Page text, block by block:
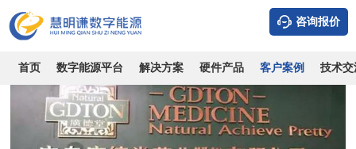
咨询报价
首页 数字能源平台 解决方案 硬件产品 客户案例 技术交
全部案例 风光储充 市场/综合体 住宅小区 学校/